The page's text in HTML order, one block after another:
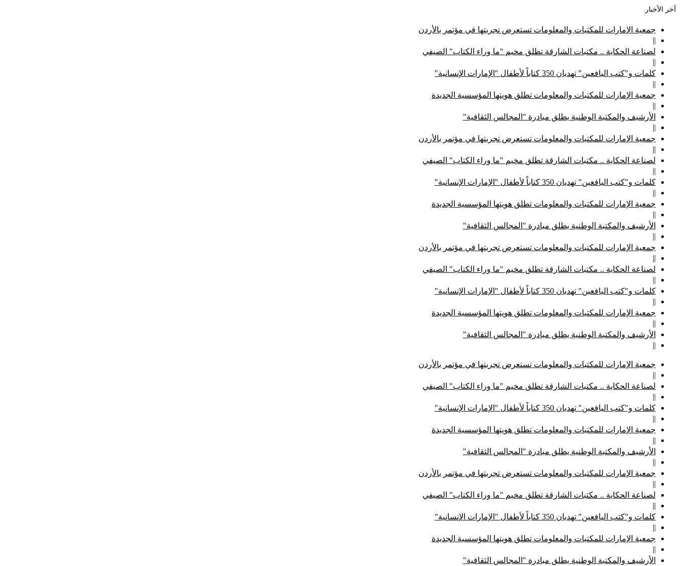
آخر الأخبار
جمعية الإمارات للمكتبات والمعلومات تستعرض تجربتها في مؤتمر بالأردن
||
لصناعة الحكاية .. مكتبات الشارقة تطلق مخيم "ما وراء الكتاب" الصيفي
||
كلمات و"كتب اليافعين" تهديان 350 كتاباً لأطفال "الإمارات الإنسانية"
||
جمعية الإمارات للمكتبات والمعلومات تطلق هويتها المؤسسية الجديدة
||
الأرشيف والمكتبة الوطنية يطلق مبادرة "المجالس الثقافية"
||
جمعية الإمارات للمكتبات والمعلومات تستعرض تجربتها في مؤتمر بالأردن
||
لصناعة الحكاية .. مكتبات الشارقة تطلق مخيم "ما وراء الكتاب" الصيفي
||
كلمات و"كتب اليافعين" تهديان 350 كتاباً لأطفال "الإمارات الإنسانية"
||
جمعية الإمارات للمكتبات والمعلومات تطلق هويتها المؤسسية الجديدة
||
الأرشيف والمكتبة الوطنية يطلق مبادرة "المجالس الثقافية"
||
جمعية الإمارات للمكتبات والمعلومات تستعرض تجربتها في مؤتمر بالأردن
||
لصناعة الحكاية .. مكتبات الشارقة تطلق مخيم "ما وراء الكتاب" الصيفي
||
كلمات و"كتب اليافعين" تهديان 350 كتاباً لأطفال "الإمارات الإنسانية"
||
جمعية الإمارات للمكتبات والمعلومات تطلق هويتها المؤسسية الجديدة
||
الأرشيف والمكتبة الوطنية يطلق مبادرة "المجالس الثقافية"
||
جمعية الإمارات للمكتبات والمعلومات تستعرض تجربتها في مؤتمر بالأردن
||
لصناعة الحكاية .. مكتبات الشارقة تطلق مخيم "ما وراء الكتاب" الصيفي
||
كلمات و"كتب اليافعين" تهديان 350 كتاباً لأطفال "الإمارات الإنسانية"
||
جمعية الإمارات للمكتبات والمعلومات تطلق هويتها المؤسسية الجديدة
||
الأرشيف والمكتبة الوطنية يطلق مبادرة "المجالس الثقافية"
||
جمعية الإمارات للمكتبات والمعلومات تستعرض تجربتها في مؤتمر بالأردن
||
لصناعة الحكاية .. مكتبات الشارقة تطلق مخيم "ما وراء الكتاب" الصيفي
||
كلمات و"كتب اليافعين" تهديان 350 كتاباً لأطفال "الإمارات الإنسانية"
||
جمعية الإمارات للمكتبات والمعلومات تطلق هويتها المؤسسية الجديدة
||
الأرشيف والمكتبة الوطنية يطلق مبادرة "المجالس الثقافية"